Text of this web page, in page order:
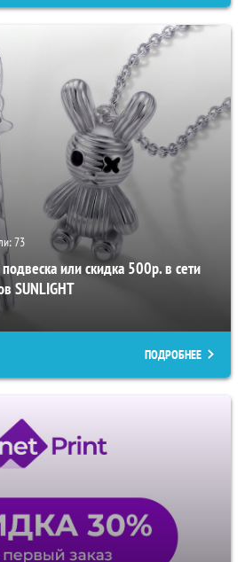
73
или скидка 500р. в сети
SUNLIGHT
ПОДРОБНЕЕ